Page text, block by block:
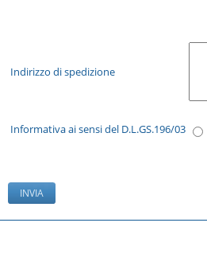
Indirizzo di spedizione
Informativa ai sensi del D.L.GS.196/03